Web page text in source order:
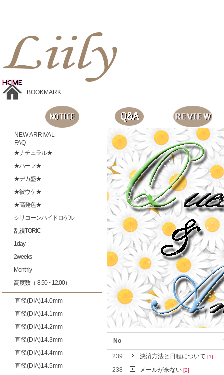
BOOKMARK
NEW ARRIVAL
FAQ
★ナチュラル★
★ハーフ★
★デカ盛★
★彼ウケ★
★高発色★
シリコーンハイドロゲル
乱視TORIC
1day
2weeks
Monthly
高度数（-8.50~-12.00）
直径(DIA)14.0mm
直径(DIA)14.1mm
直径(DIA)14.2mm
直径(DIA)14.3mm
直径(DIA)14.4mm
直径(DIA)14.5mm
No
239 決済方法と日程について [1]
238 メールが来ない [2]